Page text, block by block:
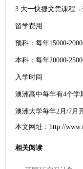
3.大一快捷文凭课程→
留学费用
预科：每年15000-
本科：每年20000-
入学时间
澳洲高中每年有4个学
澳洲大学每年2月/7月
本文网址：http://
相关阅读